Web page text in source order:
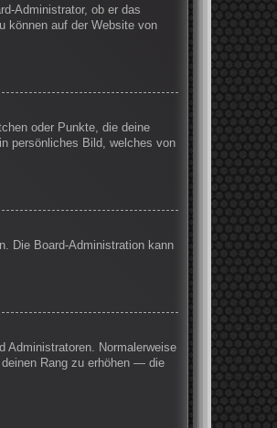
Administrator, ob er das
können auf der Website von
oder Punkte, die deine
persönliches Bild, welches von
Die Board-Administration kann
Administratoren. Normalerweise
Rang zu erhöhen — die